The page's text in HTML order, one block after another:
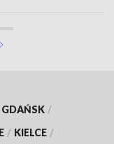
GDAŃSK /
/ KIELCE /